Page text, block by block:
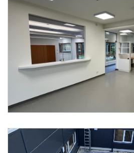
Foto 5: ecoplus Immobilien GmbH
Foto 6: ecoplus Immobilien GmbH